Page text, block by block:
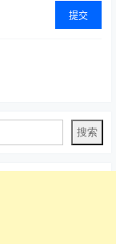
提交